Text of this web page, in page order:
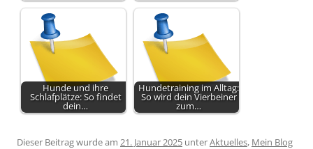
Hunde und ihre
Schlafplätze: So findet
dein…
Hundetraining im Alltag:
So wird dein Vierbeiner
zum…
Dieser Beitrag wurde am 21. Januar 2025 unterAktuelles, Mein Blog